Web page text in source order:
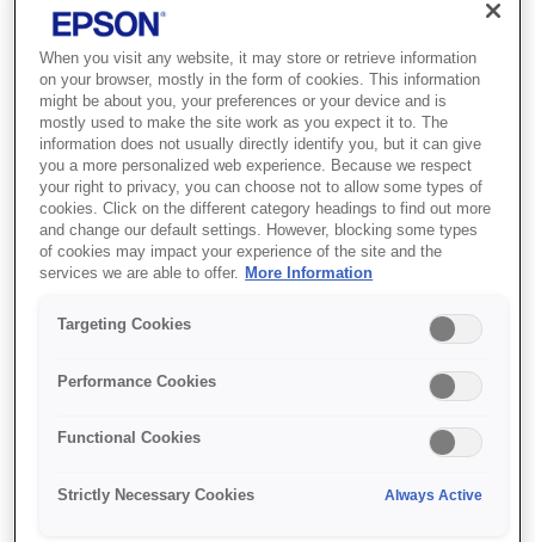
Best for kitchens, retail and hospitality
that need reliable, drop-in dot matrix
receipt printing.
Impact receipt printing
Drop-in paper load
Accepts three paper sizes
When you visit any website, it may store or retrieve information
on your browser, mostly in the form of cookies. This information
might be about you, your preferences or your device and is
mostly used to make the site work as you expect it to. The
information does not usually directly identify you, but it can give
you a more personalized web experience. Because we respect
your right to privacy, you can choose not to allow some types of
cookies. Click on the different category headings to find out more
and change our default settings. However, blocking some types
of cookies may impact your experience of the site and the
services we are able to offer. More Information
Targeting Cookies
Performance Cookies
Functional Cookies
Strictly Necessary Cookies Always Active